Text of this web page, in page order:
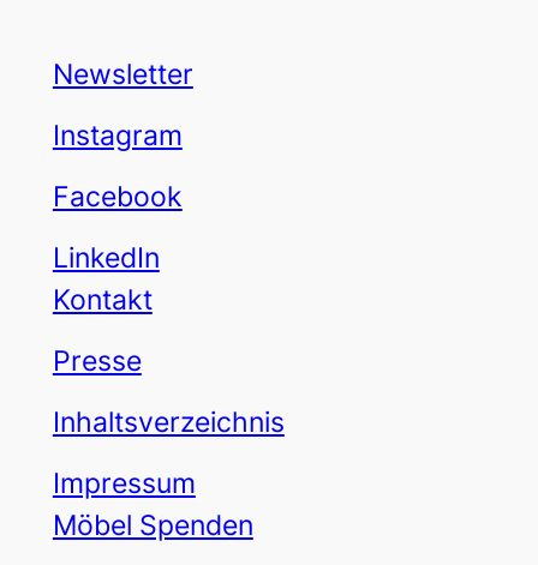
Newsletter
Instagram
Facebook
LinkedIn
Kontakt
Presse
Inhaltsverzeichnis
Impressum
Möbel Spenden